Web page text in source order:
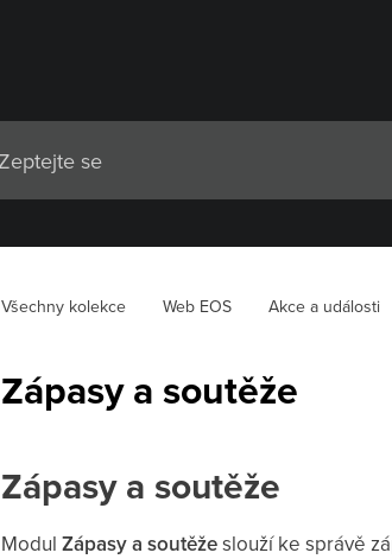
Všechny kolekce Web EOS Akce a události
Zápasy a soutěže
Zápasy a soutěže
ModulZápasy a soutěžeslouží ke správě